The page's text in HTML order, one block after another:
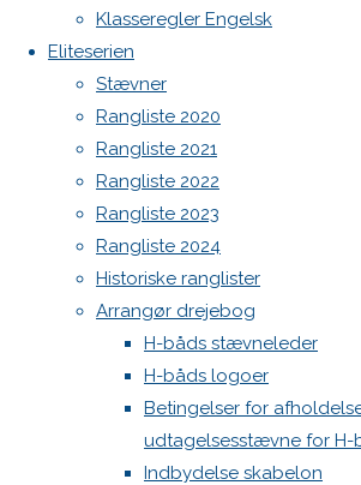
Klasseregler Engelsk
Eliteserien
Stævner
Rangliste 2020
Rangliste 2021
Rangliste 2022
Rangliste 2023
Rangliste 2024
Historiske ranglister
Arrangør drejebog
H-båds stævneleder
H-båds logoer
Betingelser for
udtagelsesstævne for H-
Indbydelse skabelon
Previous
image
Next
image
Skriv
et
svar
WordPress.org